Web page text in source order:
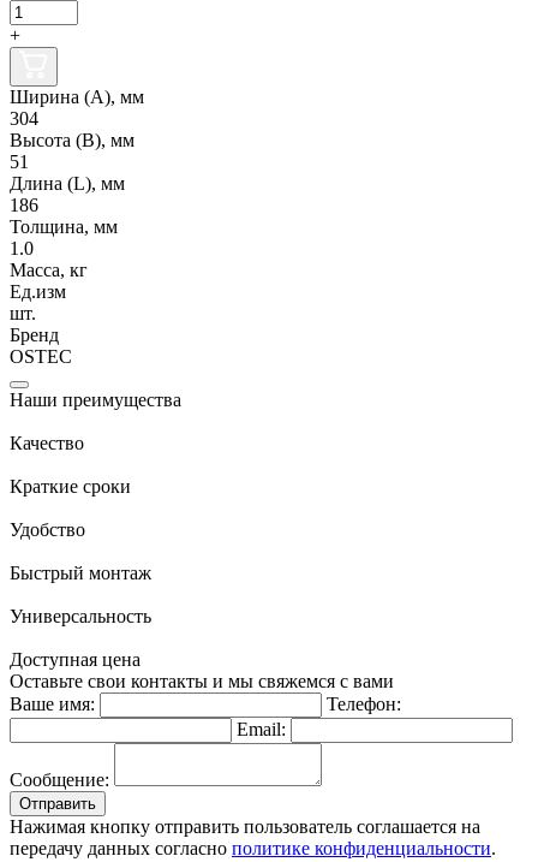
+
Ширина (А), мм
304
Высота (В), мм
51
Длина (L), мм
186
Толщина, мм
1.0
Масса, кг
Ед.изм
шт.
Бренд
OSTEC
Наши преимущества
Качество
Краткие сроки
Удобство
Быстрый монтаж
Универсальность
Доступная цена
Оставьте свои контакты и мы свяжемся с вами
Ваше имя:
Телефон:
Email:
Сообщение:
Отправить
Нажимая кнопку отправить пользователь соглашается на
передачу данных согласно политике конфиденциальности.